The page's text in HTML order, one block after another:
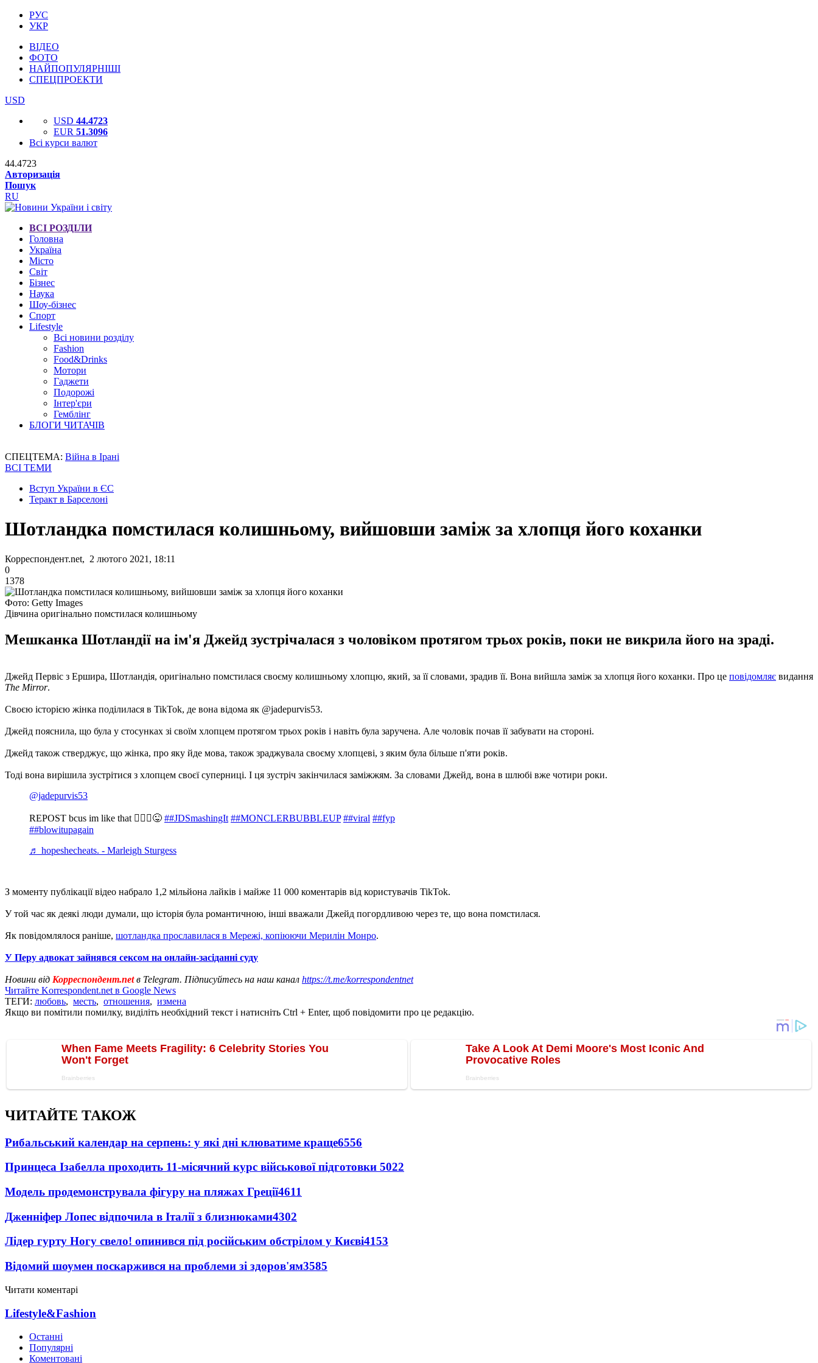
РУС
УКР
ВІДЕО
ФОТО
НАЙПОПУЛЯРНІШІ
СПЕЦПРОЕКТИ
USD
USD 44.4723
EUR 51.3096
Всі курси валют
44.4723
Авторизація
Пошук
RU
ВСІ РОЗДІЛИ
Головна
Україна
Місто
Світ
Бізнес
Наука
Шоу-бізнес
Спорт
Lifestyle
Всі новини розділу
Fashion
Food&Drinks
Мотори
Гаджети
Подорожі
Інтер'єри
Гемблінг
БЛОГИ ЧИТАЧІВ
СПЕЦТЕМА: Війна в Ірані
ВСІ ТЕМИ
Вступ України в ЄС
Теракт в Барселоні
Шотландка помстилася колишньому, вийшовши заміж за хлопця його коханки
Корреспондент.net, 2 лютого 2021, 18:11
0
1378
Фото: Getty Images
Дівчина оригінально помстилася колишньому
Мешканка Шотландії на ім'я Джейд зустрічалася з чоловіком протягом трьох років, поки не викрила його на зраді.
Джейд Первіс з Ершира, Шотландія, оригінально помстилася своєму колишньому хлопцю, який, за її словами, зрадив її. Вона вийшла заміж за хлопця його коханки. Про це повідомляє видання
The Mirror.
Своєю історією жінка поділилася в TikTok, де вона відома як @jadepurvis53.
Джейд пояснила, що була у стосунках зі своїм хлопцем протягом трьох років і навіть була заручена. Але чоловік почав її забувати на стороні.
Джейд також стверджує, що жінка, про яку йде мова, також зраджувала своєму хлопцеві, з яким була більше п'яти років.
Тоді вона вирішила зустрітися з хлопцем своєї суперниці. І ця зустріч закінчилася заміжжям. За словами Джейд, вона в шлюбі вже чотири роки.
@jadepurvis53
REPOST bcus im like that 🤷🏼‍♀️😜 ##JDSmashingIt ##MONCLERBUBBLEUP ##viral ##fyp
##blowitupagain
♬ hopeshecheats. - Marleigh Sturgess
З моменту публікації відео набрало 1,2 мільйона лайків і майже 11 000 коментарів від користувачів TikTok.
У той час як деякі люди думали, що історія була романтичною, інші вважали Джейд погордливою через те, що вона помстилася.
Як повідомлялося раніше, шотландка прославилася в Мережі, копіюючи Мерилін Монро.
У Перу адвокат зайнявся сексом на онлайн-засіданні суду
Новини від Корреспондент.netв Telegram. Підписуйтесь на наш канал https://t.me/korrespondentnet
Читайте Korrespondent.net в Google News
ТЕГИ: любовь, месть, отношения, измена
Якщо ви помітили помилку, виділіть необхідний текст і натисніть Ctrl + Enter, щоб повідомити про це редакцію.
ЧИТАЙТЕ ТАКОЖ
Рибальський календар на серпень: у які дні клюватиме краще6556
Принцеса Ізабелла проходить 11-місячний курс військової підготовки 5022
Модель продемонструвала фігуру на пляжах Греції4611
Дженніфер Лопес відпочила в Італії з близнюками4302
Лідер гурту Ногу свело! опинився під російським обстрілом у Києві4153
Відомий шоумен поскаржився на проблеми зі здоров'ям3585
Читати коментарі
Lifestyle&Fashion
Останні
Популярні
Коментовані